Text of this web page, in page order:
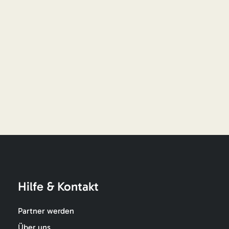
Hilfe & Kontakt
Partner werden